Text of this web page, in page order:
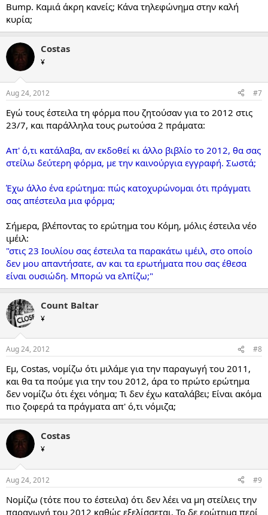
Bump. Καμιά άκρη κανείς; Κάνα τηλεφώνημα στην καλή
κυρία;
Costas
¥
Aug 24, 2012 #7
Εγώ τους έστειλα τη φόρμα που ζητούσαν για το 2012 στις
23/7, και παράλληλα τους ρωτούσα 2 πράματα:
Απ' ό,τι κατάλαβα, αν εκδοθεί κι άλλο βιβλίο το 2012, θα σας
στείλω δεύτερη φόρμα, με την καινούργια εγγραφή. Σωστά;
Έχω άλλο ένα ερώτημα: πώς κατοχυρώνομαι ότι πράγματι
σας απέστειλα μια φόρμα;
Σήμερα, βλέποντας το ερώτημα του Κόμη, μόλις έστειλα νέο
ιμέιλ:
"στις 23 Ιουλίου σας έστειλα τα παρακάτω ιμέιλ, στο οποίο
δεν μου απαντήσατε, αν και τα ερωτήματα που σας έθεσα
είναι ουσιώδη. Μπορώ να ελπίζω;"
Count Baltar
¥
Aug 24, 2012 #8
Εμ, Costas, νομίζω ότι μιλάμε για την παραγωγή του 2011,
και θα τα πούμε για την του 2012, άρα το πρώτο ερώτημα
δεν νομίζω ότι έχει νόημα; Τι δεν έχω καταλάβει; Είναι ακόμα
πιο ζοφερά τα πράγματα απ' ό,τι νόμιζα;
Costas
¥
Aug 24, 2012 #9
Νομίζω (τότε που το έστειλα) ότι δεν λέει να μη στείλεις την
παραγωγή του 2012 καθώς εξελίσσεται. Το δε ερώτημα περί